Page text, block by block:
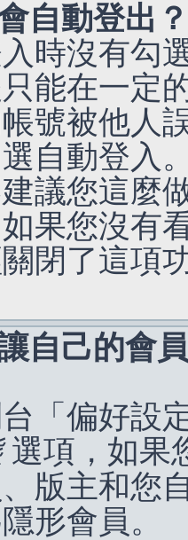
自動登出？
時沒有勾
能在一定
號被他人
自動登入
議您這麼
果您沒有
閉了這項
自己的會
「偏好設
選項，如果
版主和您
形會員。